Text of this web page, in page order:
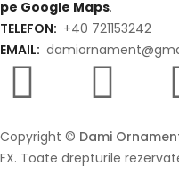
pe Google Maps.
TELEFON: +40 721153242
EMAIL:
Copyright © Dami
FX. Toate drepturile